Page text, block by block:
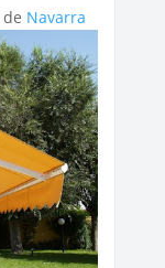
Navarra